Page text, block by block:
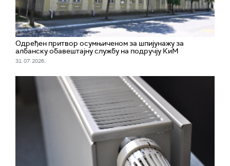
Одређен притвор осумњиченом за шпијунажу за
албанску обавештајну службу на подручју КиМ
31. 07. 2026.